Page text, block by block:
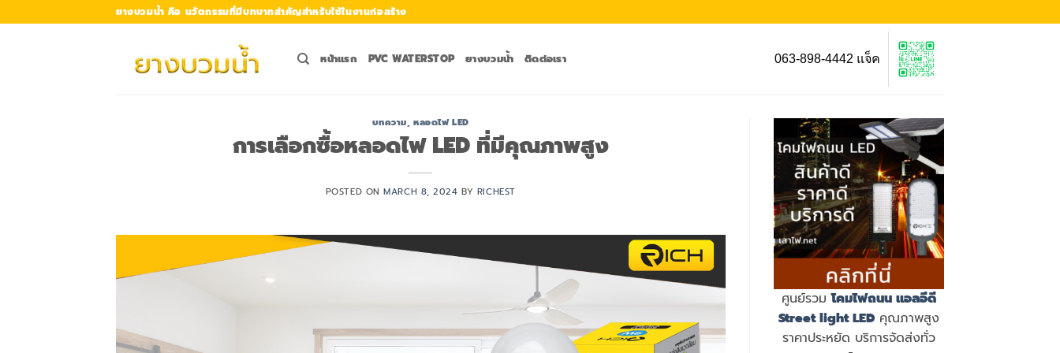
to
ยางบวมน้ำ คือ นวัตกรรมที่มีบทบาทสำคัญสำหรับใช้ในงานก่อสร้าง
หน้าแรก PVC WATERSTOP ยางบวมน้ำ ติดต่อเรา 063-898-4442 แจ็ค
บทความ,หลอดไฟ LED
การเลือกซื้อหลอดไฟ LED ที่มีคุณภาพสูง
POSTED ONMARCH 8, 2024 BY RICHEST
ศูนย์รวมโคมไฟถนน แอลอีดี
Street light LEDคุณภาพสูง
ราคาประหยัด บริการจัดส่งทั่ว